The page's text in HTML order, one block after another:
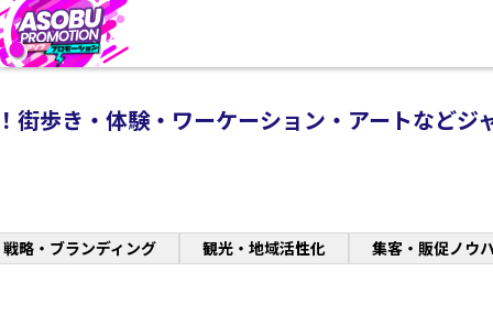
街歩き・体験・ワーケーション・アートなどジ
戦略・ブランディング 観光・地域活性化 集客・販促ノウ